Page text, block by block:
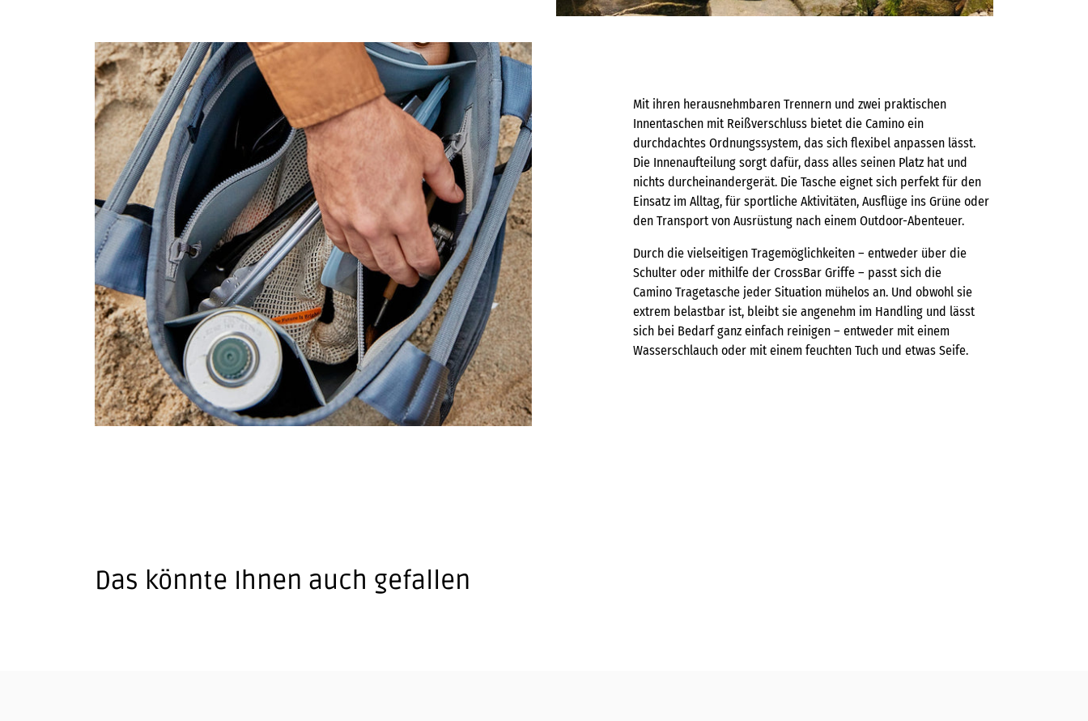
Mit ihren herausnehmbaren Trennern und zwei praktischen
Innentaschen mit Reißverschluss bietet die Camino ein
durchdachtes Ordnungssystem, das sich flexibel anpassen lässt.
Die Innenaufteilung sorgt dafür, dass alles seinen Platz hat und
nichts durcheinandergerät. Die Tasche eignet sich perfekt für den
Einsatz im Alltag, für sportliche Aktivitäten, Ausflüge ins Grüne oder
den Transport von Ausrüstung nach einem Outdoor-Abenteuer.
Durch die vielseitigen Tragemöglichkeiten – entweder über die
Schulter oder mithilfe der CrossBar Griffe – passt sich die
Camino Tragetasche jeder Situation mühelos an. Und obwohl sie
extrem belastbar ist, bleibt sie angenehm im Handling und lässt
sich bei Bedarf ganz einfach reinigen – entweder mit einem
Wasserschlauch oder mit einem feuchten Tuch und etwas Seife.
Das könnte Ihnen auch gefallen